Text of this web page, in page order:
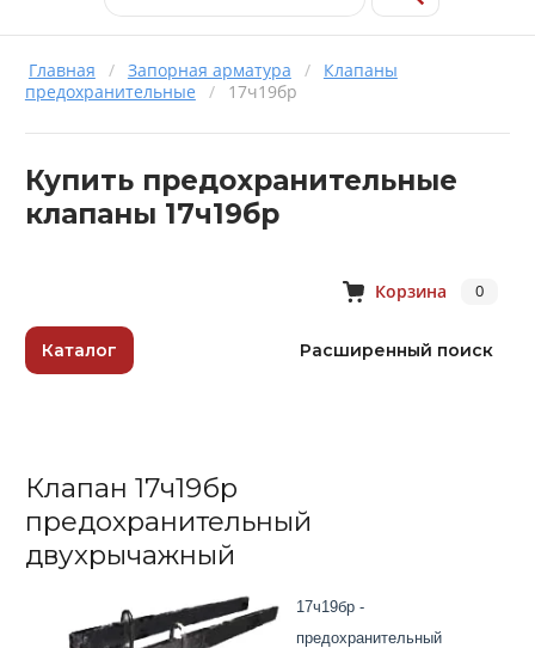
Главная / Запорная арматура /
Клапаны
предохранительные
/ 17ч19бр
Купить предохранительные
клапаны 17ч19бр
Корзина 0
Каталог Расширенный поиск
Клапан 17ч19бр
предохранительный
двухрычажный
17ч19бр -
предохранительный